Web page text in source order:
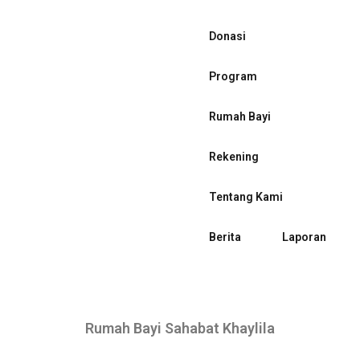
Donasi
Program
Rumah Bayi
Rekening
Tentang Kami
Berita Laporan
Rumah Bayi Sahabat Khaylila